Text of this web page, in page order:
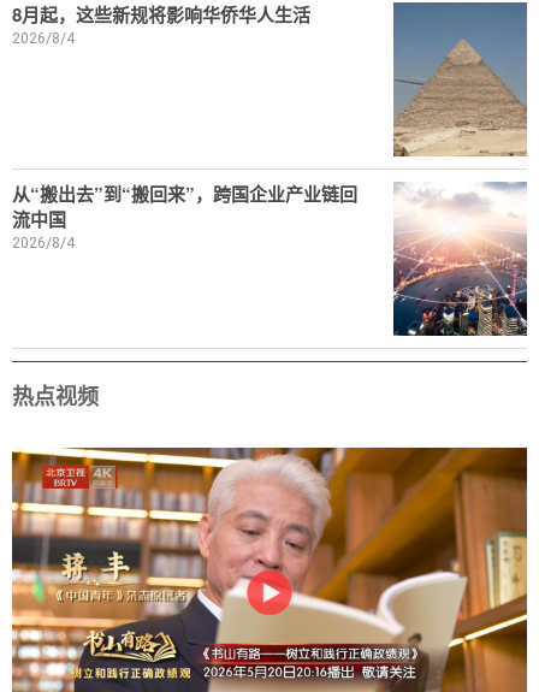
8月起，这些新规将影响华侨华人生活
2026/8/4
从“搬出去”到“搬回来”，跨国企业产业链回
流中国
2026/8/4
热点视频